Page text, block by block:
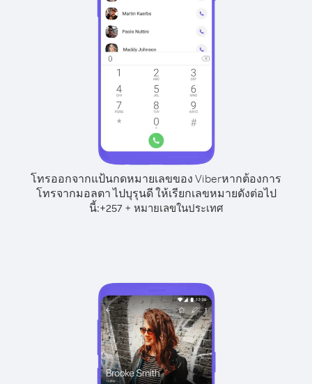
โทรออกจากแป้นกดหมายเลขของ Viberหากต้องการ
โทรจากมอลตา ไปบุรุนดี ให้เรียกเลขหมายดังต่อไป
นี้:+257+ หมายเลขในประเทศ